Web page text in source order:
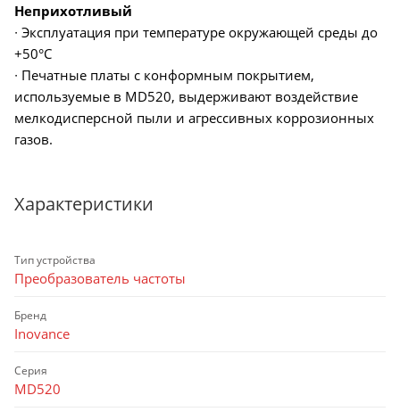
Неприхотливый
∙ Эксплуатация при температуре окружающей среды до
+50°C
∙ Печатные платы с конформным покрытием,
используемые в MD520, выдерживают воздействие
мелкодисперсной пыли и агрессивных коррозионных
газов.
Характеристики
Тип устройства
Преобразователь частоты
Бренд
Inovance
Серия
MD520